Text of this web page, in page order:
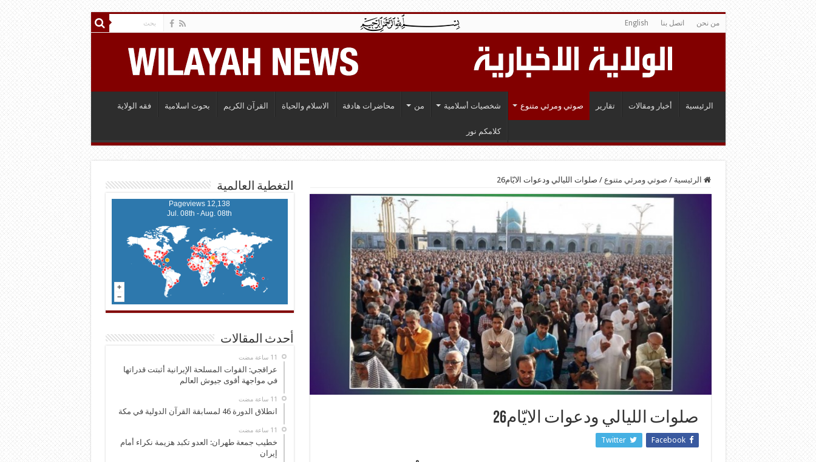
من نحن اتصل بنا English
الرئيسية أخبار ومقالات تقارير صوتي ومرئي متنوع شخصيات أسلامية من محاضرات هادفة الاسلام والحياة القرآن الكريم بحوث اسلامية فقه الولاية
كلامكم نور
الرئيسية / صوتي ومرئي متنوع / صلوات الليالي ودعوات الايّام26
صلوات الليالي ودعوات الايّام26
Facebook
Twitter
التغطية العالمية
12,138 Pageviews
Jul. 08th - Aug. 08th
أحدث المقالات
عراقجي: القوات المسلحة الإيرانية أثبتت قدراتها
في مواجهة أقوى جيوش العالم
انطلاق الدورة 46 لمسابقة القرآن الدولية في مكة
خطيب جمعة طهران: العدو تكبد هزيمة نكراء أمام
إيران